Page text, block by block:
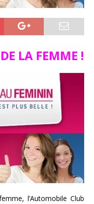
LA FEMME !
l’Automobile Club